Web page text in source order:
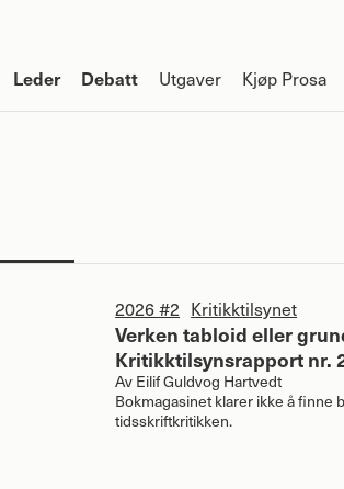
Leder Debatt Utgaver Kjøp Prosa
2026 #2 Kritikktilsynet
Verken tabloid eller
Kritikktilsynsrapport nr.
Av Eilif Guldvog Hartvedt
Bokmagasinet klarer ikke å finne
tidsskriftkritikken.